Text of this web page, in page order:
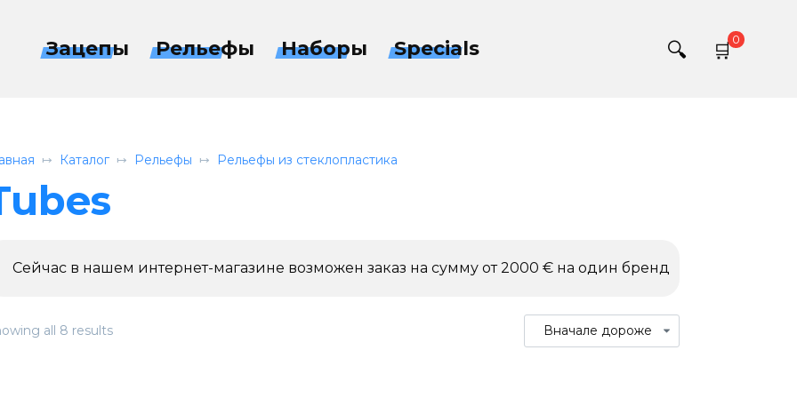
Зацепы Рельефы Наборы Specials 0
Каталог Рельефы Рельефы из стеклопластика
Сейчас в нашем интернет-магазине возможен заказ на сумму от 2000 € на один бренд
all 8 results